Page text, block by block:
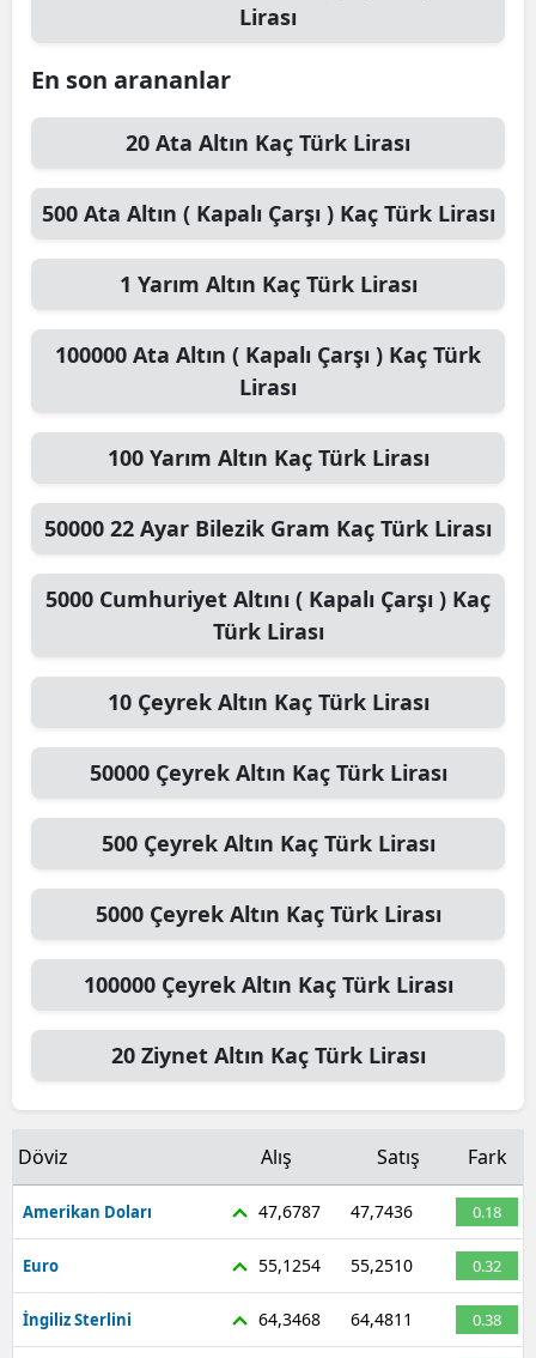
Lirası
En son arananlar
20 Ata Altın Kaç Türk Lirası
500 Ata Altın ( Kapalı Çarşı )Kaç Türk Lirası
1 Yarım Altın Kaç Türk Lirası
100000 Ata Altın ( Kapalı Çarşı ) Kaç Türk
Lirası
100 Yarım Altın Kaç Türk Lirası
50000 22 Ayar Bilezik Gram Kaç Türk Lirası
5000 Cumhuriyet Altını ( Kapalı Çarşı ) Kaç
Türk Lirası
10 Çeyrek Altın Kaç Türk Lirası
50000 Çeyrek Altın Kaç Türk Lirası
500 Çeyrek Altın Kaç Türk Lirası
5000 Çeyrek Altın Kaç Türk Lirası
100000 Çeyrek Altın Kaç Türk Lirası
20 Ziynet Altın Kaç Türk Lirası
Döviz Alış Satış Fark
Amerikan Doları 47,6787 47,7436 0.18
Euro 55,1254 55,2510 0.32
İngiliz Sterlini 64,3468 64,4811 0.38